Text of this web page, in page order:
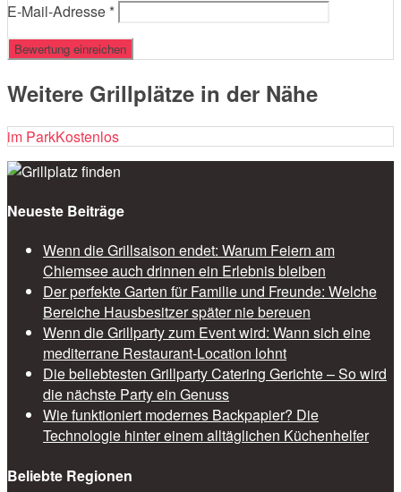
E-Mail-Adresse *
Weitere Grillplätze in der Nähe
im ParkKostenlos
Neueste Beiträge
Wenn die Grillsaison endet: Warum Feiern am
Chiemsee auch drinnen ein Erlebnis bleiben
Der perfekte Garten für Familie und Freunde: Welche
Bereiche Hausbesitzer später nie bereuen
Wenn die Grillparty zum Event wird: Wann sich eine
mediterrane Restaurant-Location lohnt
Die beliebtesten Grillparty Catering Gerichte – So wird
die nächste Party ein Genuss
Wie funktioniert modernes Backpapier? Die
Technologie hinter einem alltäglichen Küchenhelfer
Beliebte Regionen